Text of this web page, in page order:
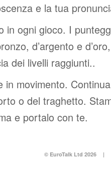
e la tua
in ogni gioco. I
d’argento e
dei livelli raggiunti..
in movimento.
o del traghetto.
e portalo con te.
© EuroTalk Ltd 2026 |